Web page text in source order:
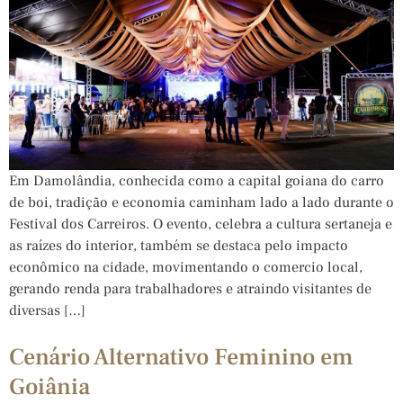
Em Damolândia, conhecida como a capital goiana do carro
de boi, tradição e economia caminham lado a lado durante o
Festival dos Carreiros. O evento, celebra a cultura sertaneja e
as raízes do interior, também se destaca pelo impacto
econômico na cidade, movimentando o comercio local,
gerando renda para trabalhadores e atraindo visitantes de
diversas […]
Cenário Alternativo Feminino em
Goiânia